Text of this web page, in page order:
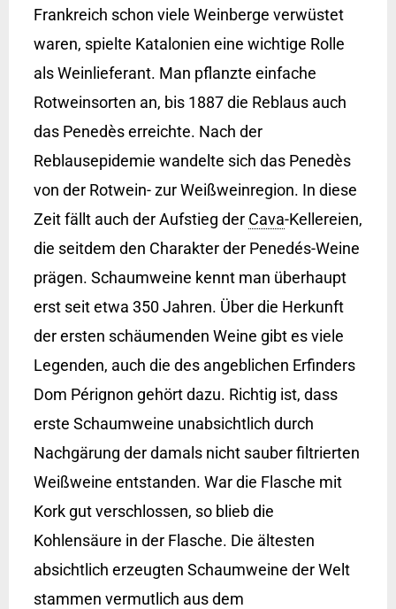
Frankreich schon viele Weinberge verwüstet
waren, spielte Katalonien eine wichtige Rolle
als Weinlieferant. Man pflanzte einfache
Rotweinsorten an, bis 1887 die Reblaus auch
das Penedès erreichte. Nach der
Reblausepidemie wandelte sich das Penedès
von der Rotwein- zur Weißweinregion. In diese
Zeit fällt auch der Aufstieg der Cava-Kellereien,
die seitdem den Charakter der Penedés-Weine
prägen. Schaumweine kennt man überhaupt
erst seit etwa 350 Jahren. Über die Herkunft
der ersten schäumenden Weine gibt es viele
Legenden, auch die des angeblichen Erfinders
Dom Pérignon gehört dazu. Richtig ist, dass
erste Schaumweine unabsichtlich durch
Nachgärung der damals nicht sauber filtrierten
Weißweine entstanden. War die Flasche mit
Kork gut verschlossen, so blieb die
Kohlensäure in der Flasche. Die ältesten
absichtlich erzeugten Schaumweine der Welt
stammen vermutlich aus dem